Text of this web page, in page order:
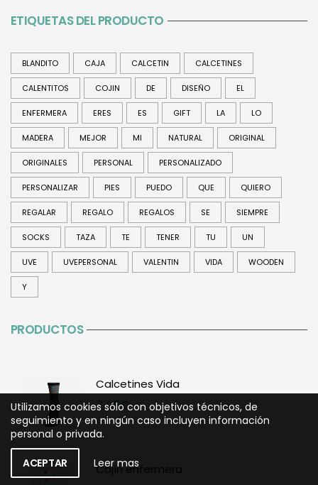
ETIQUETAS DEL PRODUCTO
BLANDITO CAJA CALCETIN CALCETINES
CALENTITOS COJIN DE DISEÑO EL
ENFERMERA ERES ES GIFT LA LO
MADERA MEJOR MI NATURAL ORIGINAL
ORIGINALES PERSONAL PERSONALIZADO
PERSONALIZAR PIES PUEDO QUE QUIERO
REGALAR REGALO REGALOS SE SIEMPRE
SOCKS TAZA TE TENER TU UN
UVE UVEPERSONAL VALENTIN VIDA WOODEN
Y
PRODUCTOS
Calcetines Vida
7,95€
Cojín enfermera
Utilizamos cookies sólo con objetivos técnicos, de
seguimiento y en ningún caso incluyen información
personal o privada.
ACEPTAR Leer mas